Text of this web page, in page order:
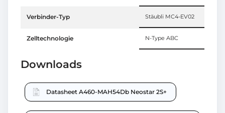
Verbinder-Typ Stäubli MC4-EV02
Zelltechnologie N-Type ABC
Downloads
Datasheet A460-MAH54Db Neostar 2S+